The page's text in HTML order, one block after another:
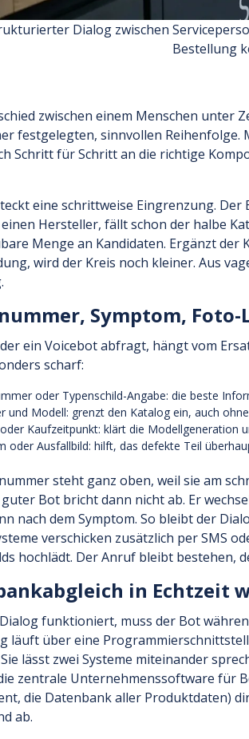
Dialog zwischen
Bestellung
zwischen einem Menschen unter
festgelegten, sinnvollen
Schritt für Schritt an die richtige
eine schrittweise Eingrenzung.
Hersteller, fällt schon der halbe
Menge an Kandidaten. Ergänzt der
wird der Kreis noch kleiner. Aus
Symptom,
ein Voicebot abfragt, hängt vom
scharf:
oder Typenschild-Angabe: die beste
und Modell: grenzt den Katalog ein, auch
Kaufzeitpunkt: klärt die Modellgeneration
oder Ausfallbild: hilft, das defekte Teil
steht ganz oben, weil sie am
Bot bricht dann nicht ab. Er
nach dem Symptom. So bleibt der
verschicken zusätzlich per SMS
hochlädt. Der Anruf bleibt bestehen,
in Echtzeit
funktioniert, muss der Bot
läuft über eine
lässt zwei Systeme miteinander
zentrale Unternehmenssoftware für
die Datenbank aller Produktdaten)
ab.